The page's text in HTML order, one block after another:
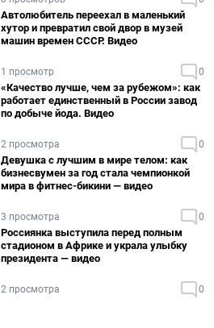
Автолюбитель переехал в маленький
хутор и превратил свой двор в музей
машин времен СССР. Видео
1 просмотр 0
«Качество лучше, чем за рубежом»: как
работает единственный в России завод
по добыче йода. Видео
2 просмотра 0
Девушка с лучшим в мире телом: как
бизнесвумен за год стала чемпионкой
мира в фитнес-бикини — видео
3 просмотра 0
Россиянка выступила перед полным
стадионом в Африке и украла улыбку
президента — видео
2 просмотра 0